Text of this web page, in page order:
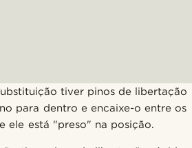
tiver pinos de libertação
para dentro e encaixe-o entre os
ele está "preso" na posição.